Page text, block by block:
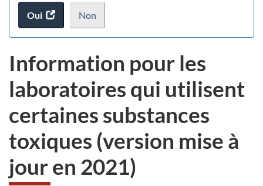
Oui
accéder
au
Non
je
veux
pas
participer
au
sondage
du
site
web,
.
Information pour les
laboratoires qui utilisent
certaines substances
toxiques (version mise à
jour en 2021)